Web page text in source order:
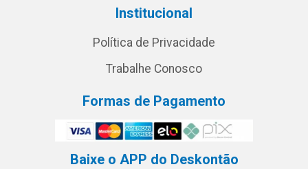
Institucional
Política de Privacidade
Trabalhe Conosco
Formas de Pagamento
Baixe o APP do Deskontão